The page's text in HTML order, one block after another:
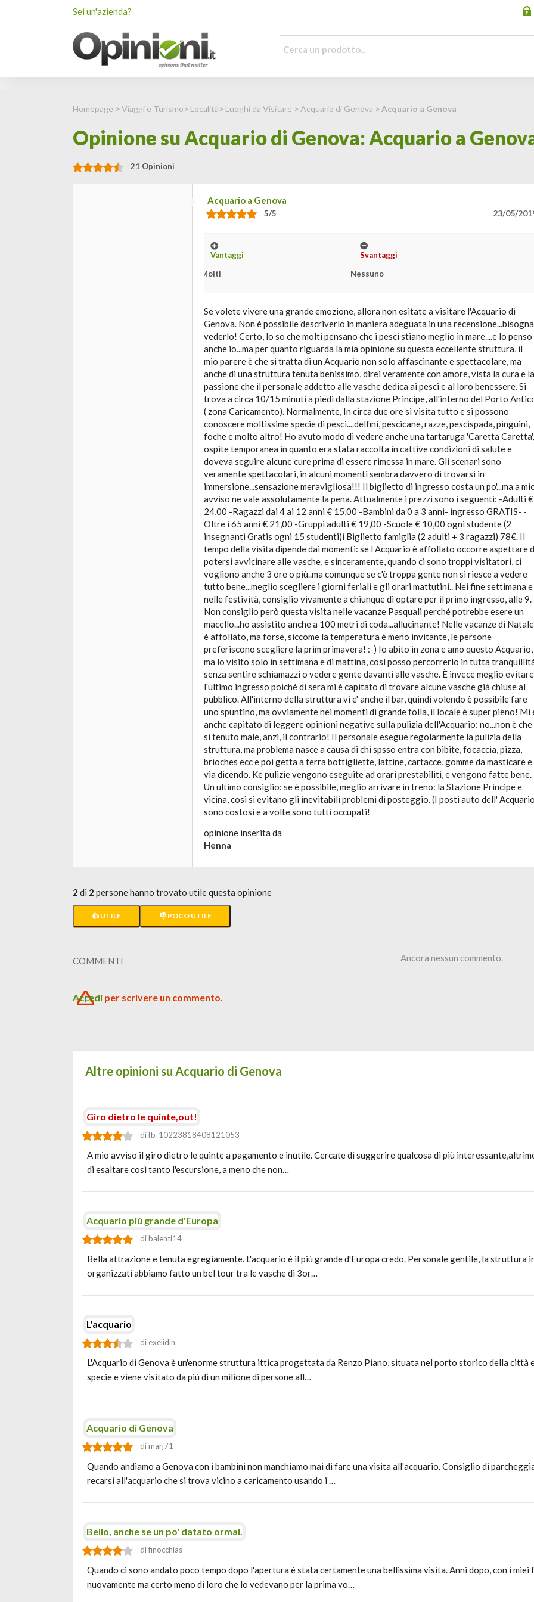
Sei un'azienda?
Homepage >Viaggi e Turismo> Località> Luoghi da Visitare > Acquario di Genova > Acquario a Genova
Opinione su Acquario di Genova: Acquario a
21 Opinioni
Acquario a Genova
5/5 23/05/
Vantaggi
Molti
Svantaggi
Nessuno
Se volete vivere una grande emozione, allora non esitate a visitare l'Acquario di
Genova. Non è possibile descriverlo in maniera adeguata in una recensione...bisogna
vederlo! Certo, lo so che molti pensano che i pesci stiano meglio in mare....e lo penso
anche io...ma per quanto riguarda la mia opinione su questa eccellente struttura, il
mio parere è che si tratta di un Acquario non solo affascinante e spettacolare, ma
anche di una struttura tenuta benissimo, direi veramente con amore, vista la cura e la
passione che il personale addetto alle vasche dedica ai pesci e al loro benessere. Si
trova a circa 10/15 minuti a piedi dalla stazione Principe, all'interno del Porto
( zona Caricamento). Normalmente, In circa due ore si visita tutto e si possono
conoscere moltissime specie di pesci....delfini, pescicane, razze, pescispada, pinguini,
foche e molto altro! Ho avuto modo di vedere anche una tartaruga 'Caretta Caretta',
ospite temporanea in quanto era stata raccolta in cattive condizioni di salute e
doveva seguire alcune cure prima di essere rimessa in mare. Gli scenari sono
veramente spettacolari, in alcuni momenti sembra davvero di trovarsi in
immersione...sensazione meravigliosa!!! Il biglietto di ingresso costa un po'...ma a
avviso ne vale assolutamente la pena. Attualmente i prezzi sono i seguenti: -Adulti €
24,00 -Ragazzi dai 4 ai 12 anni € 15,00 -Bambini da 0 a 3 anni- ingresso GRATIS- -
Oltre i 65 anni € 21,00 -Gruppi adulti € 19,00 -Scuole € 10,00 ogni studente (2
insegnanti Gratis ogni 15 studenti)i Biglietto famiglia (2 adulti + 3 ragazzi) 78€. Il
tempo della visita dipende dai momenti: se l Acquario è affollato occorre aspettare
potersi avvicinare alle vasche, e sinceramente, quando ci sono troppi visitatori, ci
vogliono anche 3 ore o più..ma comunque se c'è troppa gente non si riesce a vedere
tutto bene...meglio scegliere i giorni feriali e gli orari mattutini.. Nei fine settimana e
nelle festività, consiglio vivamente a chiunque di optare per il primo ingresso, alle 9.
Non consiglio però questa visita nelle vacanze Pasquali perché potrebbe esere un
macello...ho assistito anche a 100 metri di coda...allucinante! Nelle vacanze di Natale
è affollato, ma forse, siccome la temperatura è meno invitante, le persone
preferiscono scegliere la prim primavera! :-) Io abito in zona e amo questo Acquario,
ma lo visito solo in settimana e di mattina, così posso percorrerlo in tutta
senza sentire schiamazzi o vedere gente davanti alle vasche. È invece meglio evitare
l'ultimo ingresso poiché di sera mi è capitato di trovare alcune vasche già chiuse al
pubblico. All'interno della struttura vi e' anche il bar, quindi volendo è possibile fare
uno spuntino, ma ovviamente nei momenti di grande folla, il locale è super pieno! Mi
anche capitato di leggere opinioni negative sulla pulizia dell'Acquario: no...non è che
si tenuto male, anzi, il contrario! Il personale esegue regolarmente la pulizia della
struttura, ma problema nasce a causa di chi spsso entra con bibite, focaccia, pizza,
brioches ecc e poi getta a terra bottigliette, lattine, cartacce, gomme da masticare e
via dicendo. Ke pulizie vengono eseguite ad orari prestabiliti, e vengono fatte bene.
Un ultimo consiglio: se è possibile, meglio arrivare in treno: la Stazione Principe e
vicina, così si evitano gli inevitabili problemi di posteggio. (I posti auto dell' Acquario
sono costosi e a volte sono tutti occupati!
opinione inserita da
Henna
2 di 2 persone hanno trovato utile questa opinione
👍 UTILE 👎 POCO UTILE
COMMENTI Ancora nessun commento.
Accedi per scrivere un commento.
Altre opinioni su Acquario di Genova
Giro dietro le quinte,out!
di fb-10223818408121053
A mio avviso il giro dietro le quinte a pagamento e inutile. Cercate di suggerire qualcosa di più
di esaltare così tanto l'escursione, a meno che non…
Acquario più grande d'Europa
di balenti14
Bella attrazione e tenuta egregiamente. L'acquario è il più grande d'Europa credo. Personale gentile, la struttura
organizzati abbiamo fatto un bel tour tra le vasche di 3or…
L'acquario
di exelidin
L'Acquario di Genova è un'enorme struttura ittica progettata da Renzo Piano, situata nel porto storico della città
specie e viene visitato da più di un milione di persone all…
Acquario di Genova
di marj71
Quando andiamo a Genova con i bambini non manchiamo mai di fare una visita all'acquario. Consiglio di
recarsi all'acquario che si trova vicino a caricamento usando i …
Bello, anche se un po' datato ormai.
di finocchias
Quando ci sono andato poco tempo dopo l'apertura è stata certamente una bellissima visita. Anni dopo, con i miei
nuovamente ma certo meno di loro che lo vedevano per la prima vo…